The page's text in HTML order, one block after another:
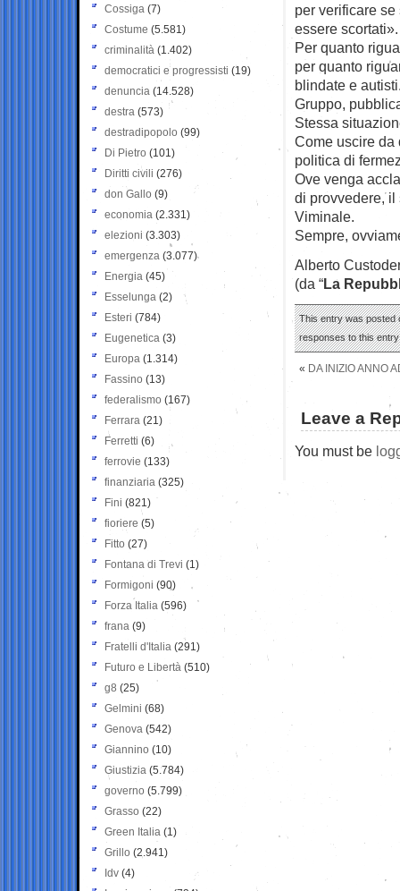
per verificare
essere scortati».
Per quanto
per quanto
blindate e
Gruppo,
Stessa
Come uscire da
politica di
Ove venga
di provvedere,
Viminale.
Sempre,
Alberto
(da “La
This entry was posted
responses to this
« DA INIZIO ANNO
Leave a
You must be
Cossiga (7)
Costume (5.581)
criminalità (1.402)
democratici e progressisti (19)
denuncia (14.528)
destra (573)
destradipopolo (99)
Di Pietro (101)
Diritti civili (276)
don Gallo (9)
economia (2.331)
elezioni (3.303)
emergenza (3.077)
Energia (45)
Esselunga (2)
Esteri (784)
Eugenetica (3)
Europa (1.314)
Fassino (13)
federalismo (167)
Ferrara (21)
Ferretti (6)
ferrovie (133)
finanziaria (325)
Fini (821)
fioriere (5)
Fitto (27)
Fontana di Trevi (1)
Formigoni (90)
Forza Italia (596)
frana (9)
Fratelli d'Italia (291)
Futuro e Libertà (510)
g8 (25)
Gelmini (68)
Genova (542)
Giannino (10)
Giustizia (5.784)
governo (5.799)
Grasso (22)
Green Italia (1)
Grillo (2.941)
Idv (4)